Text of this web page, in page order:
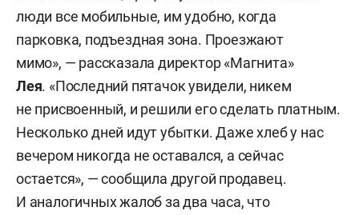
люди все мобильные, им удобно, когда
парковка, подъездная зона. Проезжают
мимо», — рассказала директор «Магнита»
Лея. «Последний пятачок увидели, никем
не присвоенный, и решили его сделать платным.
Несколько дней идут убытки. Даже хлеб у нас
вечером никогда не оставался, а сейчас
остается», — сообщила другой продавец.
И аналогичных жалоб за два часа, что